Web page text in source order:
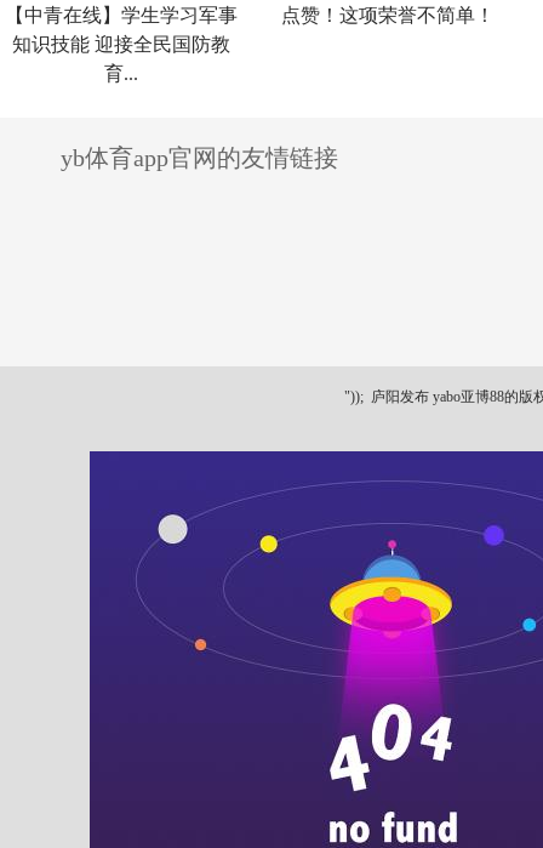
【中青在线】学生学习军事
知识技能 迎接全民国防教
育...
点赞！这项荣誉不简单！
yb体育app官网的友情链接
")); 庐阳发布 yabo亚博88的版